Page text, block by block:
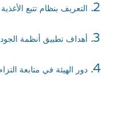
التعريف بنظام تتبع الأغذية
أهداف تطبيق أنظمة الجودة
دور الهيئة في متابعة